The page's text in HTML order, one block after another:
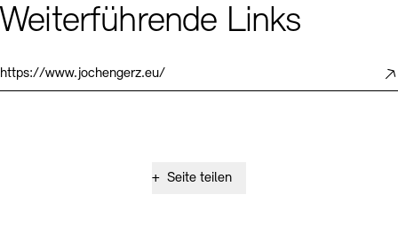
Weiterführende Links
https://www.jochengerz.eu/
+ Seite teilen